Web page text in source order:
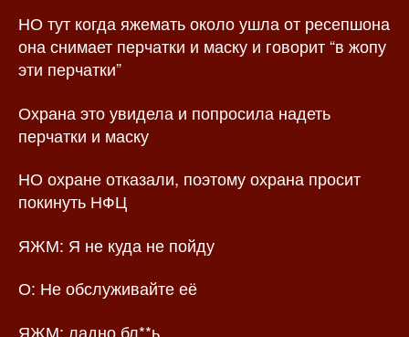
НО тут когда яжемать около ушла от ресепшона
она снимает перчатки и маску и говорит “в жопу
эти перчатки”
Охрана это увидела и попросила надеть
перчатки и маску
НО охране отказали, поэтому охрана просит
покинуть НФЦ
ЯЖМ: Я не куда не пойду
О: Не обслуживайте её
ЯЖМ: ладно бл**ь